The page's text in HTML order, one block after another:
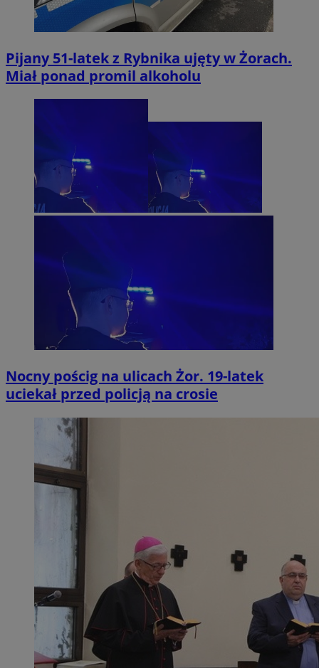
Pijany 51-latek z Rybnika ujęty w Żorach.
Miał ponad promil alkoholu
Nocny pościg na ulicach Żor. 19-latek
uciekał przed policją na crosie